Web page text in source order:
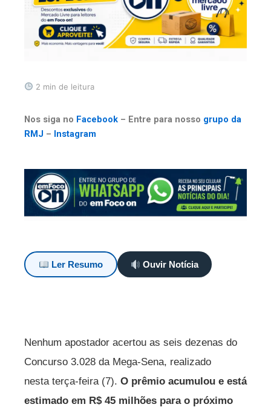
2 min de leitura
Nos siga no Facebook – Entre para nosso grupo da
RMJ – Instagram
Ler Resumo Ouvir Notícia
Nenhum apostador acertou as seis dezenas do
Concurso 3.028 da Mega-Sena, realizado
nesta terça-feira (7). O prêmio acumulou e está
estimado em R$ 45 milhões para o próximo